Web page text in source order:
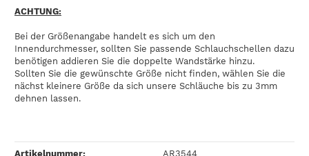
ACHTUNG:
Bei der Größenangabe handelt es sich um den
Innendurchmesser, sollten Sie passende Schlauchschellen dazu
benötigen addieren Sie die doppelte Wandstärke hinzu.
Sollten Sie die gewünschte Größe nicht finden, wählen Sie die
nächst kleinere Größe da sich unsere Schläuche bis zu 3mm
dehnen lassen.
Artikelnummer: AR3544